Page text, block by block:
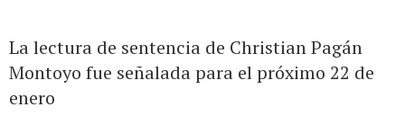
La lectura de sentencia de Christian Pagán
Montoyo fue señalada para el próximo 22 de
enero